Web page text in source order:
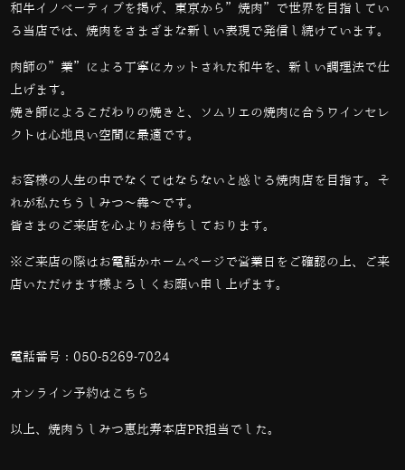
和牛イノベーティブを掲げ、東京から”焼肉”で世界を目指してい
る当店では、焼肉をさまざまな新しい表現で発信し続けています。
肉師の”業”による丁寧にカットされた和牛を、新しい調理法で仕
上げます。
焼き師によるこだわりの焼きと、ソムリエの焼肉に合うワインセレ
クトは心地良い空間に最適です。
お客様の人生の中でなくてはならないと感じる焼肉店を目指す。そ
れが私たちうしみつ～犇～です。
皆さまのご来店を心よりお待ちしております。
※ご来店の際はお電話かホームページで営業日をご確認の上、ご来
店いただけます様よろしくお願い申し上げます。
電話番号： 050-5269-7024
オンライン予約は こちら
以上、焼肉うしみつ恵比寿本店PR担当でした。